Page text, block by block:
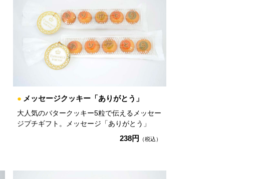
● メッセージクッキー「ありがとう」
大人気のバタークッキー5粒で伝えるメッセー
ジプチギフト。メッセージ「ありがとう」
238円 （税込）